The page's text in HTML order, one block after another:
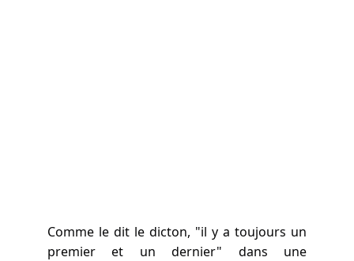
Comme le dit le dicton, "il y a toujours un
premier et un dernier" dans une